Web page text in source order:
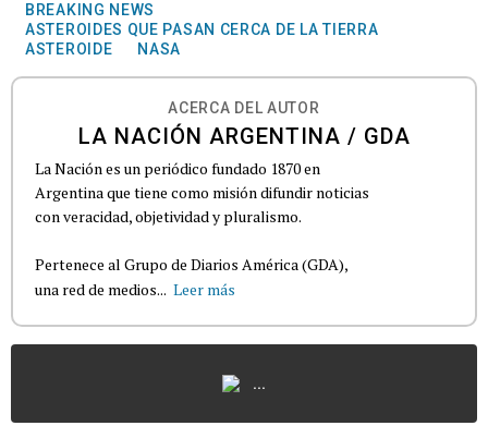
BREAKING NEWS
ASTEROIDES QUE PASAN CERCA DE LA TIERRA
ASTEROIDE
NASA
ACERCA DEL AUTOR
LA NACIÓN ARGENTINA / GDA
La Nación es un periódico fundado 1870 en
Argentina que tiene como misión difundir noticias
con veracidad, objetividad y pluralismo.
Pertenece al Grupo de Diarios América (GDA),
una red de medios... Leer más
...